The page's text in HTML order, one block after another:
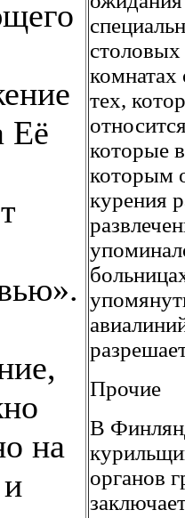
Её
на
тех,
которые
которым
курения
Прочие
В
органов